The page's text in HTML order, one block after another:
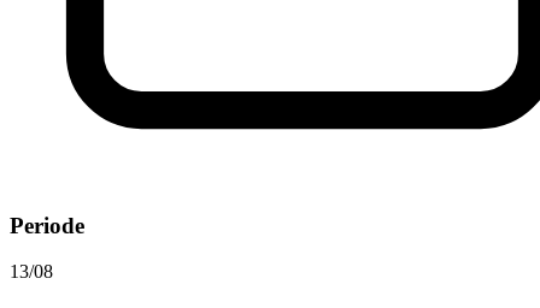
Periode
13/08